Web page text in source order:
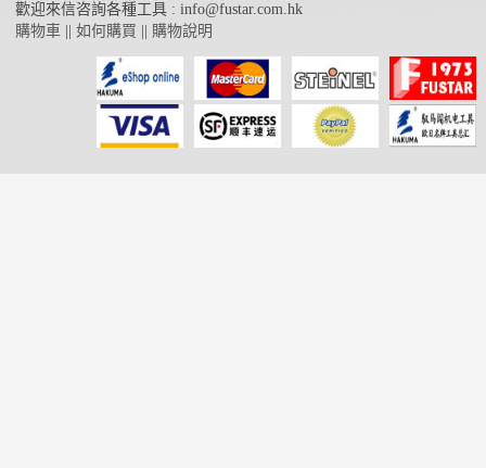
歡迎來信咨詢各種工具 : info@fustar.com.hk
購物車|| 如何購買 購物說明